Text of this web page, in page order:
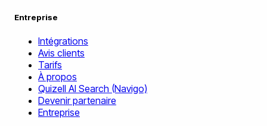
Entreprise
Intégrations
Avis clients
Tarifs
À propos
Quizell AI Search (Navigo)
Devenir partenaire
Entreprise